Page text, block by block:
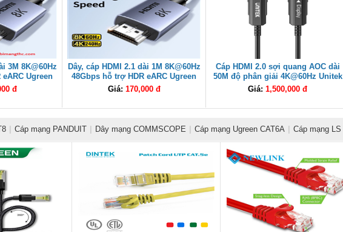
3M 8K@60Hz
Ugreen
cấp
đ
Dây, cáp HDMI 2.1 dài 1M 8K@60Hz
48Gbps hỗ trợ HDR eARC Ugreen
25908 cao cấp
Giá: 170,000 đ
Cáp HDMI 2.0 sợi quang AOC dài
50M độ phân giải 4K@60Hz Unitek
C11072BK-50M cao cấp
Giá: 1,500,000 đ
Cáp mạng PANDUIT Dây mạng COMMSCOPE Cáp mạng Ugreen CAT6A Cáp mạng LS